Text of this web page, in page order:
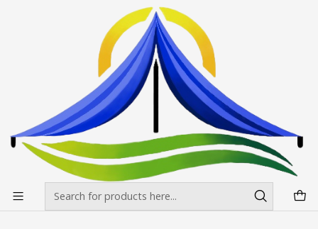
Envíos gratis desde $500.000 en Santiago
Cenefas Toldos 2X3
Cenefas Toldos 2X3
Fabricación Nacional
Cenefas Toldos 2X3
$54.500 CLP